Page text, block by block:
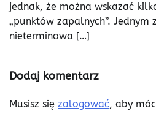
jednak, że można wskazać
„punktów zapalnych”. Jednym
nieterminowa […]
Dodaj komentarz
Musisz się zalogować, aby